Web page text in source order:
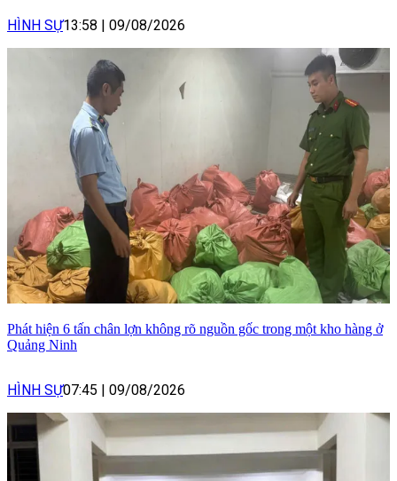
HÌNH SỰ13:58 | 09/08/2026
Phát hiện 6 tấn chân lợn không rõ nguồn gốc trong một kho hàng ở
Quảng Ninh
HÌNH SỰ07:45 | 09/08/2026